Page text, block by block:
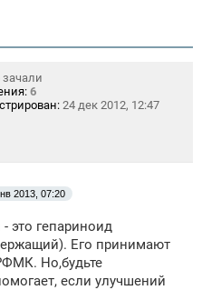
зачали
6
24 дек 2012, 12:47
2013, 07:20
это гепариноид
Его принимают
Но,будьте
если улучшений